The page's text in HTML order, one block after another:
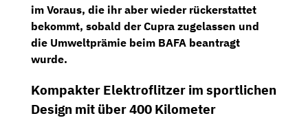
im Voraus, die ihr aber wieder rückerstattet
bekommt, sobald der Cupra zugelassen und
die Umweltprämie beim BAFA beantragt
wurde.
Kompakter Elektroflitzer im sportlichen
Design mit über 400 Kilometer